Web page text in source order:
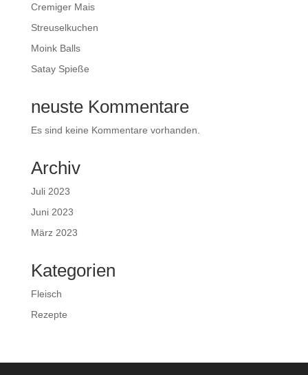
Cremiger Mais
Streuselkuchen
Moink Balls
Satay Spieße
neuste Kommentare
Es sind keine Kommentare vorhanden.
Archiv
Juli 2023
Juni 2023
März 2023
Kategorien
Fleisch
Rezepte